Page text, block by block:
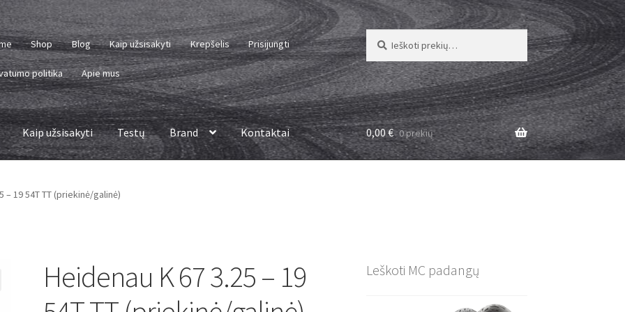
Shop Blog Kaip užsisakyti Krepšelis Prisijungti
politika Apie mus
Ieškoti:
Ieškoti
Kaip užsisakyti Testų Brand Kontaktai 0,00€ 0 prekių
– 19 54T TT (priekinė/galinė)
Heidenau K 67 3.25 – 19
Leškoti MC padangų